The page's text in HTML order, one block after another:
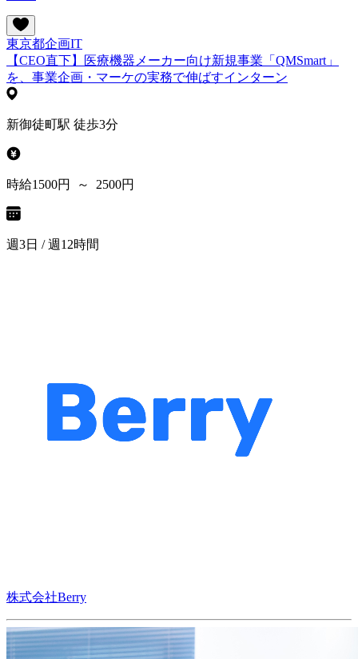
東京都企画IT
【CEO直下】医療機器メーカー向け新規事業「QMSmart」
を、事業企画・マーケの実務で伸ばすインターン
新御徒町駅 徒歩3分
時給1500円 ～ 2500円
週3日 / 週12時間
株式会社Berry